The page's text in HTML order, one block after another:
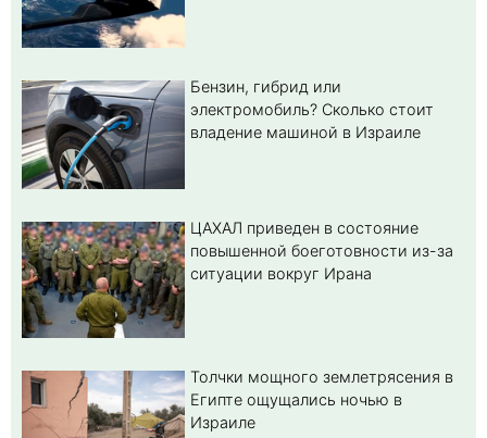
Бензин, гибрид или
электромобиль? Cколько стоит
владение машиной в Израиле
ЦАХАЛ приведен в состояние
повышенной боеготовности из-за
ситуации вокруг Ирана
Толчки мощного землетрясения в
Египте ощущались ночью в
Израиле